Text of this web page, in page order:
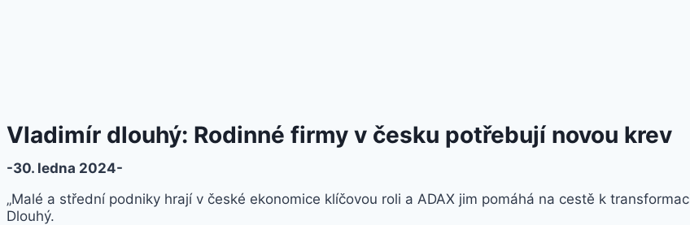
Vladimír dlouhý: Rodinné firmy v česku potřebují novou krev
-30. ledna 2024-
„Malé a střední podniky hrají v české ekonomice klíčovou roli a ADAX jim pomáhá na cestě k
Dlouhý.